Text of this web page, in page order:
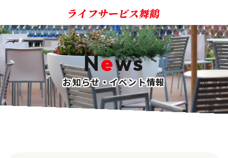
News
お知らせ・イベント情報